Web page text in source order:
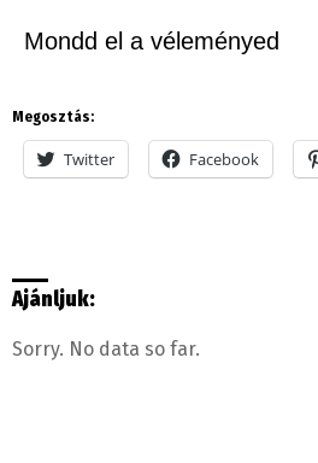
Mondd el a véleményed
Megosztás:
Twitter Facebook
Ajánljuk:
Sorry. No data so far.